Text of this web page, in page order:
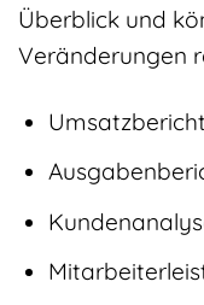
Überblick und
Veränderungen